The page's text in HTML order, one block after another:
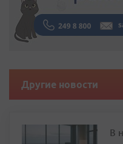
Другие новости
В